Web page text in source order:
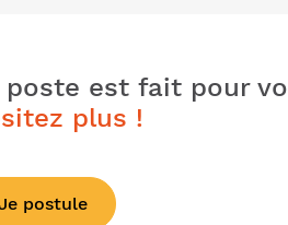
est fait pour
plus !
postule